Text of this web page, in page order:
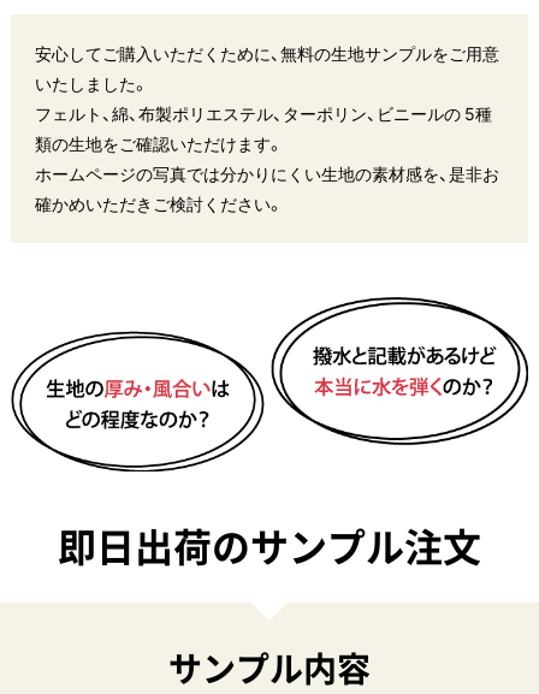
安心してご購入いただくために、無料の生地サンプルをご用意
いたしました。
フェルト、綿、布製ポリエステル、ターポリン、ビニールの 5種
類の生地をご確認いただけます。
ホームページの写真では分かりにくい生地の素材感を、是非お
確かめいただきご検討ください。
即日出荷のサンプル注文
サンプル内容